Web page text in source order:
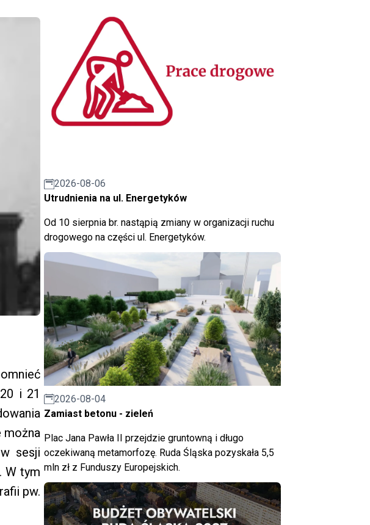
i 21
sesji
W tym
pw.
2026-08-06
Utrudnienia na ul. Energetyków
Od 10 sierpnia br. nastąpią zmiany w organizacji ruchu
drogowego na części ul. Energetyków.
2026-08-04
Zamiast betonu - zieleń
Plac Jana Pawła II przejdzie gruntowną i długo
oczekiwaną metamorfozę. Ruda Śląska pozyskała 5,5
mln zł z Funduszy Europejskich.